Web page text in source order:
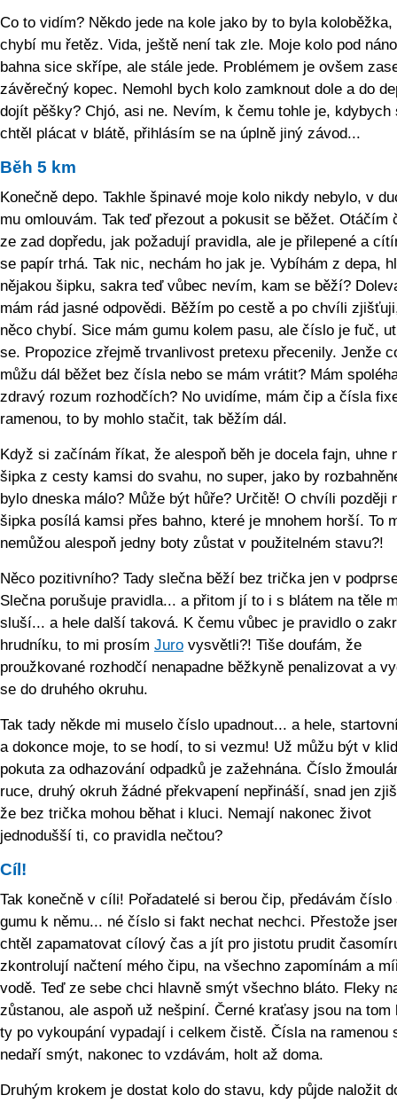
Co to vidím? Někdo jede na kole jako by to byla koloběžka,
chybí mu řetěz. Vida, ještě není tak zle. Moje kolo pod
bahna sice skřípe, ale stále jede. Problémem je ovšem
závěrečný kopec. Nemohl bych kolo zamknout dole a do
dojít pěšky? Chjó, asi ne. Nevím, k čemu tohle je, kdybych
chtěl plácat v blátě, přihlásím se na úplně jiný závod...
Běh 5 km
Konečně depo. Takhle špinavé moje kolo nikdy nebylo, v
mu omlouvám. Tak teď přezout a pokusit se běžet. Otáčím
ze zad dopředu, jak požadují pravidla, ale je přilepené a
se papír trhá. Tak nic, nechám ho jak je. Vybíhám z depa,
nějakou šipku, sakra teď vůbec nevím, kam se běží?
mám rád jasné odpovědi. Běžím po cestě a po chvíli
něco chybí. Sice mám gumu kolem pasu, ale číslo je fuč,
se. Propozice zřejmě trvanlivost pretexu přecenily. Jenže
můžu dál běžet bez čísla nebo se mám vrátit? Mám
zdravý rozum rozhodčích? No uvidíme, mám čip a čísla
ramenou, to by mohlo stačit, tak běžím dál.
Když si začínám říkat, že alespoň běh je docela fajn, uhne
šipka z cesty kamsi do svahu, no super, jako by
bylo dneska málo? Může být hůře? Určitě! O chvíli později
šipka posílá kamsi přes bahno, které je mnohem horší. To
nemůžou alespoň jedny boty zůstat v použitelném stavu?!
Něco pozitivního? Tady slečna běží bez trička jen v
Slečna porušuje pravidla... a přitom jí to i s blátem na těle
sluší... a hele další taková. K čemu vůbec je pravidlo o
hrudníku, to mi prosím Juro vysvětli?! Tiše doufám, že
proužkované rozhodčí nenapadne běžkyně penalizovat a
se do druhého okruhu.
Tak tady někde mi muselo číslo upadnout... a hele,
a dokonce moje, to se hodí, to si vezmu! Už můžu být v
pokuta za odhazování odpadků je zažehnána. Číslo
ruce, druhý okruh žádné překvapení nepřináší, snad jen
že bez trička mohou běhat i kluci. Nemají nakonec život
jednodušší ti, co pravidla nečtou?
Cíl!
Tak konečně v cíli! Pořadatelé si berou čip, předávám číslo
gumu k němu... né číslo si fakt nechat nechci. Přestože
chtěl zapamatovat cílový čas a jít pro jistotu prudit
zkontrolují načtení mého čipu, na všechno zapomínám a
vodě. Teď ze sebe chci hlavně smýt všechno bláto. Fleky
zůstanou, ale aspoň už nešpiní. Černé kraťasy jsou na tom
ty po vykoupání vypadají i celkem čistě. Čísla na ramenou
nedaří smýt, nakonec to vzdávám, holt až doma.
Druhým krokem je dostat kolo do stavu, kdy půjde naložit